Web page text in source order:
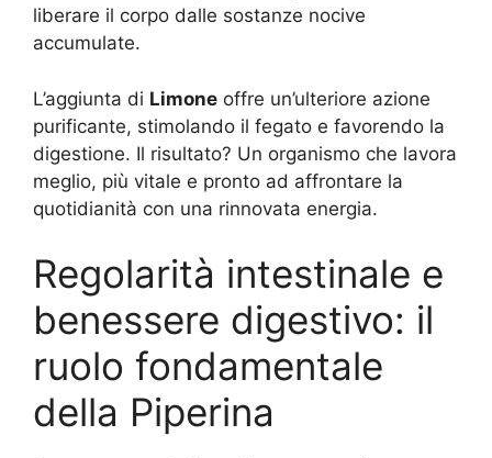
liberare il corpo dalle sostanze nocive
accumulate.
L’aggiunta di Limone offre un’ulteriore azione
purificante, stimolando il fegato e favorendo la
digestione. Il risultato? Un organismo che lavora
meglio, più vitale e pronto ad affrontare la
quotidianità con una rinnovata energia.
Regolarità intestinale e
benessere digestivo: il
ruolo fondamentale
della Piperina